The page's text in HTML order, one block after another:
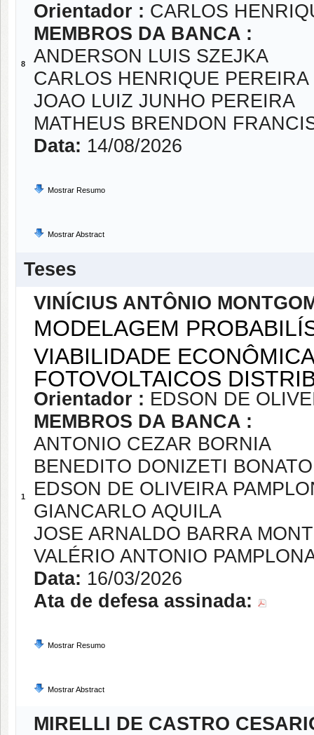
8
Orientador : CARLOS
MEMBROS DA BANCA :
ANDERSON LUIS SZEJKA
CARLOS HENRIQUE PEREIRA
JOAO LUIZ JUNHO PEREIRA
MATHEUS BRENDON
Data: 14/08/2026
Mostrar Resumo
Mostrar Abstract
Teses
1
VINÍCIUS ANTÔNIO
MODELAGEM
VIABILIDADE
FOTOVOLTAICOS
Orientador : EDSON DE
MEMBROS DA BANCA :
ANTONIO CEZAR BORNIA
BENEDITO DONIZETI BONATO
EDSON DE OLIVEIRA
GIANCARLO AQUILA
JOSE ARNALDO BARRA
VALÉRIO ANTONIO
Data: 16/03/2026
Ata de defesa assinada:
Mostrar Resumo
Mostrar Abstract
MIRELLI DE CASTRO